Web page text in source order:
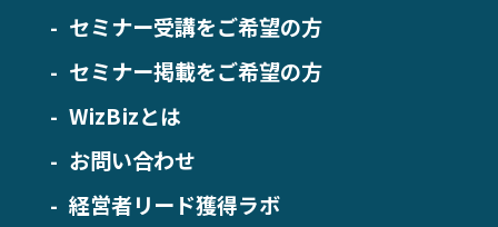
セミナー受講をご希望の方
セミナー掲載をご希望の方
WizBizとは
お問い合わせ
経営者リード獲得ラボ